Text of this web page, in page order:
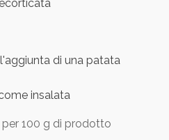
di una patata
insalata
100 g di prodotto